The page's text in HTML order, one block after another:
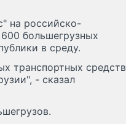
на российско-
большегрузных
в среду.
транспортных средств
- сказал